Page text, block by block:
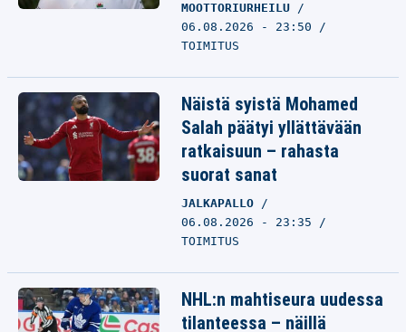
MOOTTORIURHEILU
06.08.2026 - 23:50
TOIMITUS
Näistä syistä Mohamed
Salah päätyi yllättävään
ratkaisuun – rahasta
suorat sanat
JALKAPALLO
06.08.2026 - 23:35
TOIMITUS
NHL:n mahtiseura uudessa
tilanteessa – näillä